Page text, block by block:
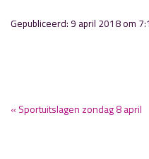
Gepubliceerd: 9 april 2018 om
« Sportuitslagen zondag 8 april